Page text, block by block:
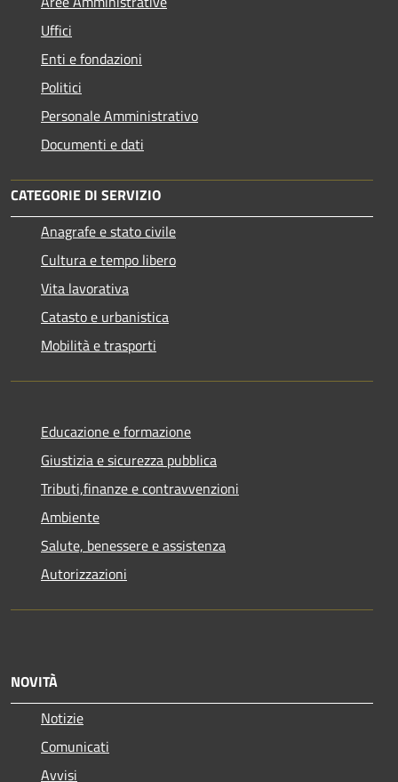
Uffici
Enti e fondazioni
Politici
Personale Amministrativo
Documenti e dati
CATEGORIE DI SERVIZIO
Anagrafe e stato civile
Cultura e tempo libero
Vita lavorativa
Catasto e urbanistica
Mobilità e trasporti
Educazione e formazione
Giustizia e sicurezza pubblica
Tributi,finanze e contravvenzioni
Ambiente
Salute, benessere e assistenza
Autorizzazioni
NOVITÀ
Notizie
Comunicati
Avvisi